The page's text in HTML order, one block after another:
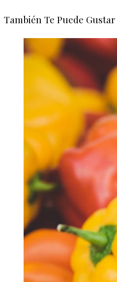
También Te Puede Gustar